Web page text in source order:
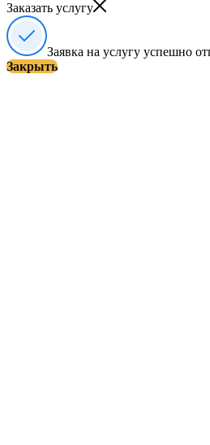
Заказать услугу
Заявка на услугу успешно
Закрыть